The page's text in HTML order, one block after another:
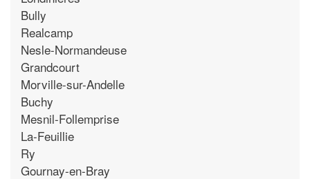
Bully
Realcamp
Nesle-Normandeuse
Grandcourt
Morville-sur-Andelle
Buchy
Mesnil-Follemprise
La-Feuillie
Ry
Gournay-en-Bray